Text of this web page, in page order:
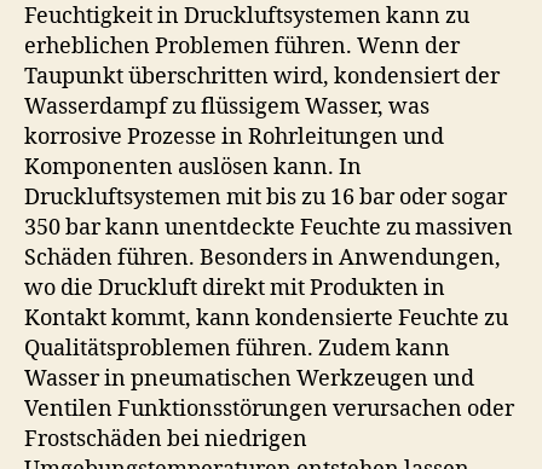
Feuchtigkeit in Druckluftsystemen kann zu
erheblichen Problemen führen. Wenn der
Taupunkt überschritten wird, kondensiert der
Wasserdampf zu flüssigem Wasser, was
korrosive Prozesse in Rohrleitungen und
Komponenten auslösen kann. In
Druckluftsystemen mit bis zu 16 bar oder sogar
350 bar kann unentdeckte Feuchte zu massiven
Schäden führen. Besonders in Anwendungen,
wo die Druckluft direkt mit Produkten in
Kontakt kommt, kann kondensierte Feuchte zu
Qualitätsproblemen führen. Zudem kann
Wasser in pneumatischen Werkzeugen und
Ventilen Funktionsstörungen verursachen oder
Frostschäden bei niedrigen